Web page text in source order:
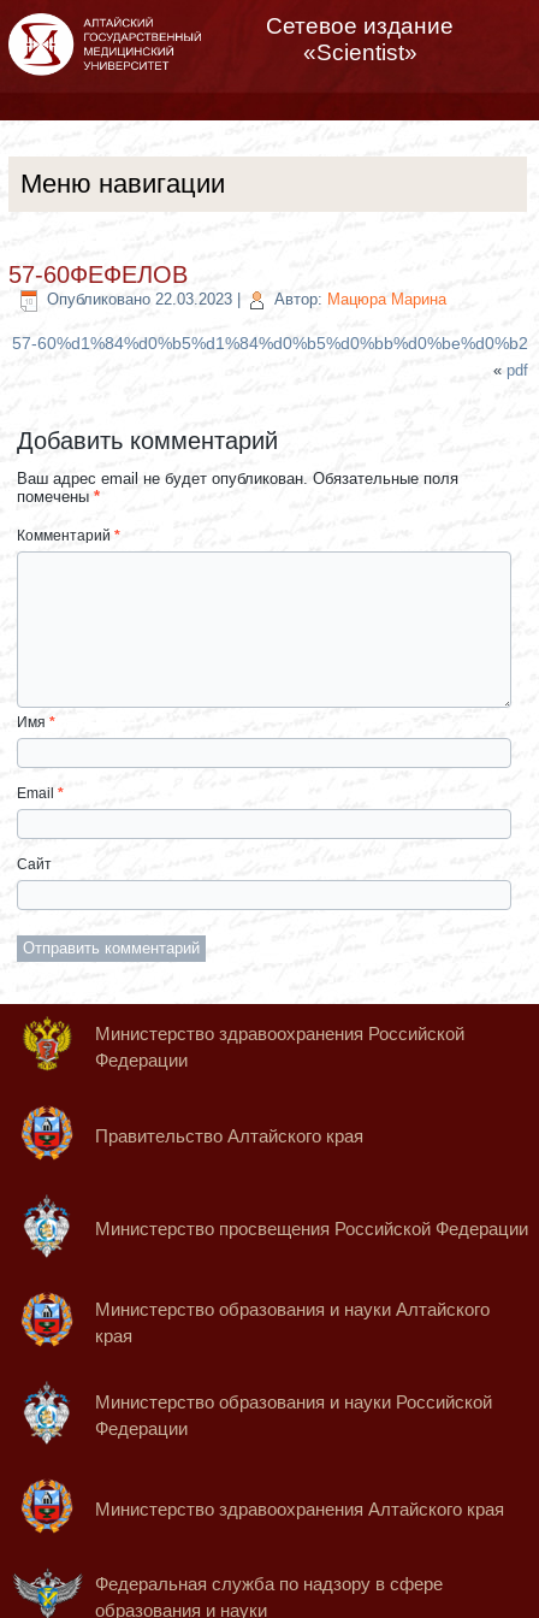
Сетевое издание
«Scientist»
Меню навигации
57-60ФЕФЕЛОВ
Опубликовано 22.03.2023 Автор: Мацюра Марина
57-60%d1%84%d0%b5%d1%84%d0%b5%d0%bb%d0%be%d0%b2
«pdf
Добавить комментарий
Ваш адрес email не будет опубликован. Обязательные поля
помечены*
Комментарий*
Имя*
Email*
Сайт
Министерство здравоохранения Российской
Федерации
Правительство Алтайского края
Министерство просвещения Российской Федерации
Министерство образования и науки Алтайского
края
Министерство образования и науки Российской
Федерации
Министерство здравоохранения Алтайского края
Федеральная служба по надзору в сфере
образования и науки